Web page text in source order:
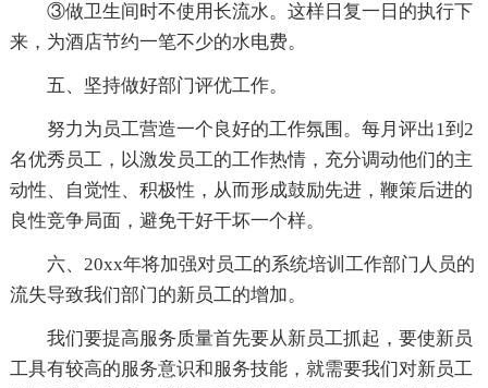
③做卫生间时不使用长流水。这样日复一日的执行下
来，为酒店节约一笔不少的水电费。
五、坚持做好部门评优工作。
努力为员工营造一个良好的工作氛围。每月评出1到2
名优秀员工，以激发员工的工作热情，充分调动他们的主
动性、自觉性、积极性，从而形成鼓励先进，鞭策后进的
良性竞争局面，避免干好干坏一个样。
六、20xx年将加强对员工的系统培训工作部门人员的
流失导致我们部门的新员工的增加。
我们要提高服务质量首先要从新员工抓起，要使新员
工具有较高的服务意识和服务技能，就需要我们对新员工